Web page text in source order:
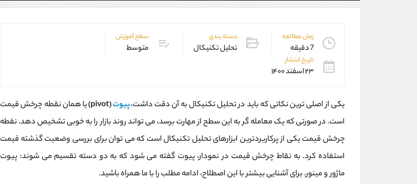
زمان مطالعه
7 دقیقه
دسته بندی
تحلیل تکنیکال
سطح آموزش
متوسط
تاریخ انتشار
۲۳ اسفند ۱۴۰۰
یکی از اصلی ترین نکاتی که باید در تحلیل تکنیکال به آن دقت داشت،پیوت(pivot)
یا همان نقطه چرخش قیمت
است. در صورتی که یک معامله گر به این سطح از مهارت برسد، می تواند روند بازار را به خوبی تشخیص دهد. نقطه
چرخش قیمت یکی از پرکاربردترین ابزارهای تحلیل تکنیکال است که می توان برای بررسی وضعیت گذشته قیمت
استفاده کرد. به نقاط چرخش قیمت در نمودار، پیوت گفته می شود که به دو دسته تقسیم می شوند: پیوت
ماژور و مینور. برای آشنایی بیشتر با این اصطلاح، ادامه مطلب را با ما همراه باشید.